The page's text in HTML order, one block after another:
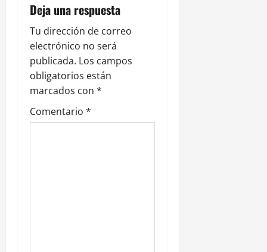
ó
n
d
e
e
Deja una respuesta
Tu dirección de correo
electrónico no será
publicada. Los campos
obligatorios están
marcados con *
Comentario *